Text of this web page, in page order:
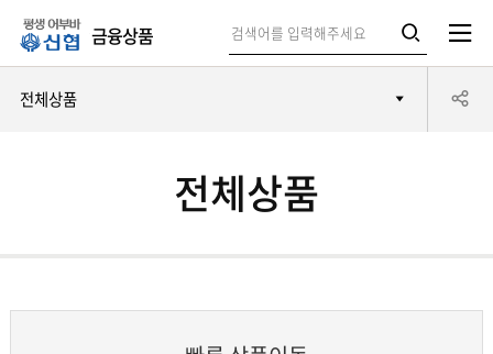
평
생
어
금융상품
검
창
합
검
색
전체상품
전체상품